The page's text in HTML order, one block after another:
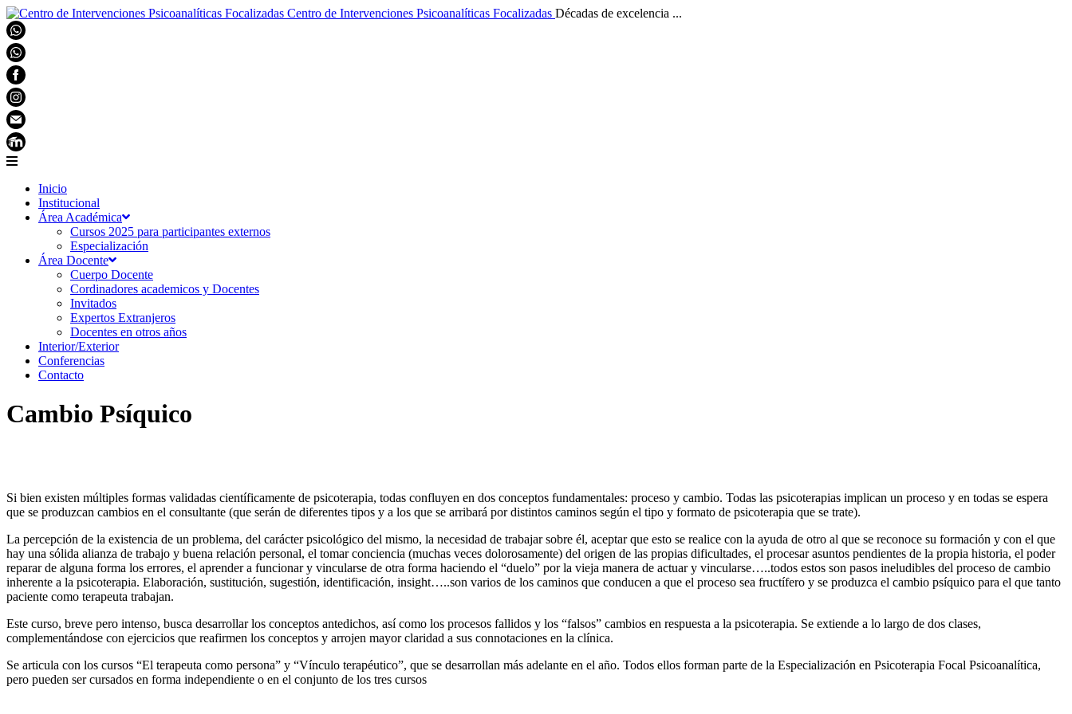
Centro de Intervenciones Psicoanalíticas Focalizadas Décadas de excelencia ...
Inicio
Institucional
Área Académica
Cursos 2025 para participantes externos
Especialización
Área Docente
Cuerpo Docente
Cordinadores academicos y Docentes
Invitados
Expertos Extranjeros
Docentes en otros años
Interior/Exterior
Conferencias
Contacto
Cambio Psíquico
Si bien existen múltiples formas validadas científicamente de psicoterapia, todas confluyen en dos conceptos fundamentales: proceso y cambio. Todas las psicoterapias implican un proceso y en todas se espera
que se produzcan cambios en el consultante (que serán de diferentes tipos y a los que se arribará por distintos caminos según el tipo y formato de psicoterapia que se trate).
La percepción de la existencia de un problema, del carácter psicológico del mismo, la necesidad de trabajar sobre él, aceptar que esto se realice con la ayuda de otro al que se reconoce su formación y con el que
hay una sólida alianza de trabajo y buena relación personal, el tomar conciencia (muchas veces dolorosamente) del origen de las propias dificultades, el procesar asuntos pendientes de la propia historia, el poder
reparar de alguna forma los errores, el aprender a funcionar y vincularse de otra forma haciendo el “duelo” por la vieja manera de actuar y vincularse…..todos estos son pasos ineludibles del proceso de cambio
inherente a la psicoterapia. Elaboración, sustitución, sugestión, identificación, insight…..son varios de los caminos que conducen a que el proceso sea fructífero y se produzca el cambio psíquico para el que tanto
paciente como terapeuta trabajan.
Este curso, breve pero intenso, busca desarrollar los conceptos antedichos, así como los procesos fallidos y los “falsos” cambios en respuesta a la psicoterapia. Se extiende a lo largo de dos clases,
complementándose con ejercicios que reafirmen los conceptos y arrojen mayor claridad a sus connotaciones en la clínica.
Se articula con los cursos “El terapeuta como persona” y “Vínculo terapéutico”, que se desarrollan más adelante en el año. Todos ellos forman parte de la Especialización en Psicoterapia Focal Psicoanalítica,
pero pueden ser cursados en forma independiente o en el conjunto de los tres cursos